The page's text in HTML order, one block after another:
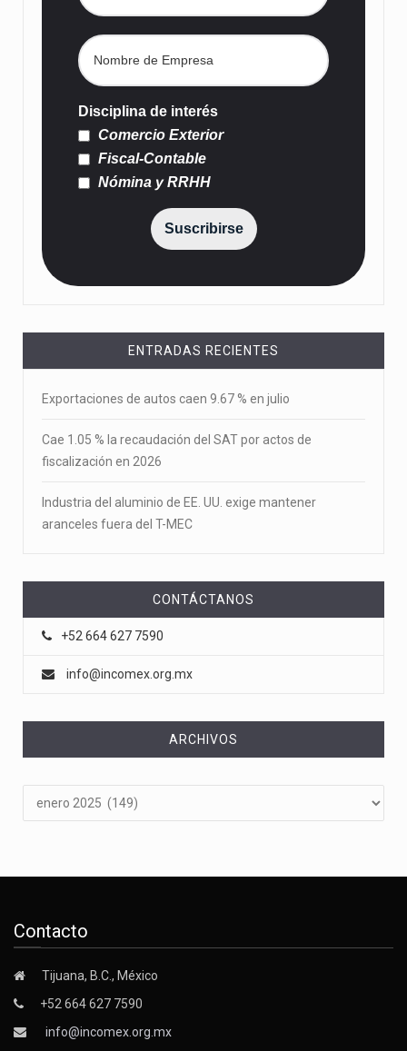
Disciplina de interés
Comercio Exterior
Fiscal-Contable
Nómina y RRHH
Suscribirse
ENTRADAS RECIENTES
Exportaciones de autos caen 9.67 % en julio
Cae 1.05 % la recaudación del SAT por actos de
fiscalización en 2026
Industria del aluminio de EE. UU. exige mantener
aranceles fuera del T-MEC
CONTÁCTANOS
+52 664 627 7590
info@incomex.org.mx
ARCHIVOS
Contacto
Tijuana, B.C., México
+52 664 627 7590
info@incomex.org.mx